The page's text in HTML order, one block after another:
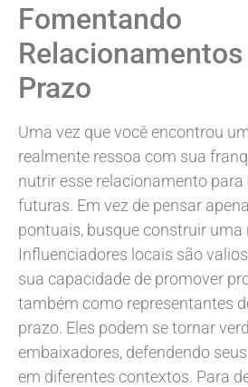
Fomentando
Prazo
Uma vez que você encontrou
realmente ressoa com sua
nutrir esse relacionamento
futuras. Em vez de pensar
pontuais, busque construir uma
Influenciadores locais são
sua capacidade de promover
também como representantes
prazo. Eles podem se tornar
embaixadores, defendendo
em diferentes contextos. Para